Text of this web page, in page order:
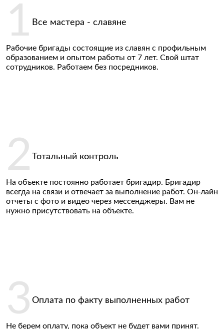
Все мастера - славяне
Рабочие бригады состоящие из славян с профильным
образованием и опытом работы от 7 лет. Свой штат
сотрудников. Работаем без посредников.
Тотальный контроль
На объекте постоянно работает бригадир. Бригадир
всегда на связи и отвечает за выполнение работ. Он-лайн
отчеты с фото и видео через мессенджеры. Вам не
нужно присутствовать на объекте.
Оплата по факту выполненных работ
Не берем оплату, пока объект не будет вами принят.